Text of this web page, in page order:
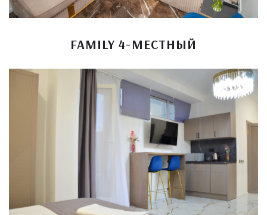
FAMILY 4-МЕСТНЫЙ